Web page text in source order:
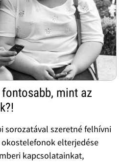
mint az
sorozatával szeretné felhívni
elterjedése
kapcsolatainkat,